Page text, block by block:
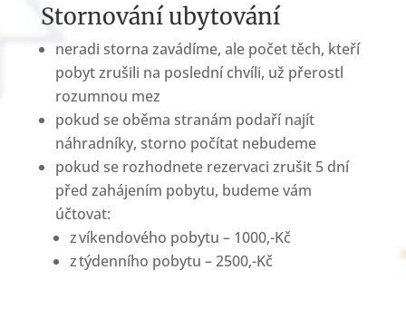
Stornování ubytování
neradi storna zavádíme, ale počet těch, kteří
pobyt zrušili na poslední chvíli, už přerostl
rozumnou mez
pokud se oběma stranám podaří najít
náhradníky, storno počítat nebudeme
pokud se rozhodnete rezervaci zrušit 5 dní
před zahájením pobytu, budeme vám
účtovat:
z víkendového pobytu – 1000,-Kč
z týdenního pobytu – 2500,-Kč